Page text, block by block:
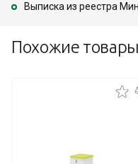
Выписка из реестра
Похожие товары